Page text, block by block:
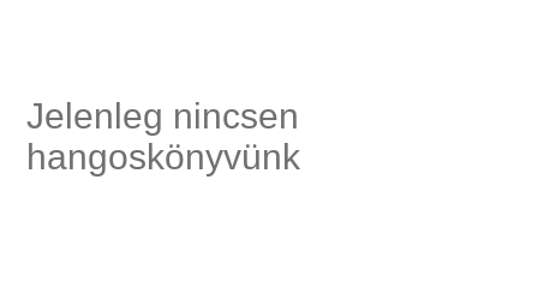
Jelenleg nincsen
hangoskönyvünk